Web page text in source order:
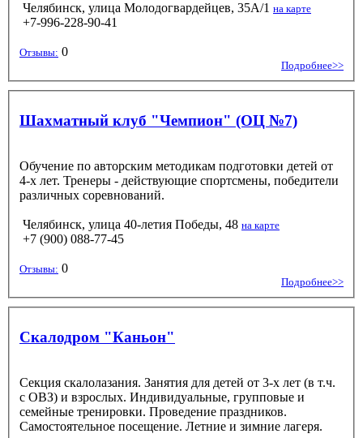
Челябинск, улица Молодогвардейцев, 35А/1 на карте
+7-996-228-90-41
Отзывы: 0
Подробнее>>
Шахматный клуб "Чемпион" (ОЦ №7)
Обучение по авторским методикам подготовки детей от
4-х лет. Тренеры - действующие спортсмены, победители
различных соревнований.
Челябинск, улица 40-летия Победы, 48 на карте
+7 (900) 088-77-45
Отзывы: 0
Подробнее>>
Скалодром "Каньон"
Секция скалолазания. Занятия для детей от 3-х лет (в т.ч.
с ОВЗ) и взрослых. Индивидуальные, групповые и
семейные тренировки. Проведение праздников.
Самостоятельное посещение. Летние и зимние лагеря.